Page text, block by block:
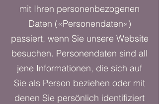
mit Ihren personenbezogenen
Daten («Personendaten»)
passiert, wenn Sie unsere Website
besuchen. Personendaten sind all
jene Informationen, die sich auf
Sie als Person beziehen oder mit
denen Sie persönlich identifiziert